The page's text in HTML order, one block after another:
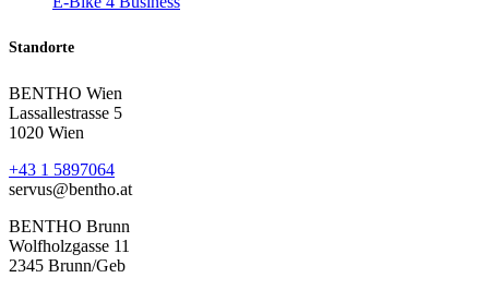
Standorte
BENTHO Wien
Lassallestrasse 5
1020 Wien
+43 1 5897064
servus@bentho.at
BENTHO Brunn
Wolfholzgasse 11
2345 Brunn/Geb